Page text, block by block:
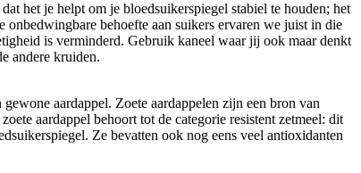
het je helpt om je bloedsuikerspiegel stabiel te houden; het
behoefte aan suikers ervaren we juist in die
is verminderd. Gebruik kaneel waar jij ook maar denkt
andere kruiden.
aardappel. Zoete aardappelen zijn een bron van
aardappel behoort tot de categorie resistent zetmeel: dit
Ze bevatten ook nog eens veel antioxidanten